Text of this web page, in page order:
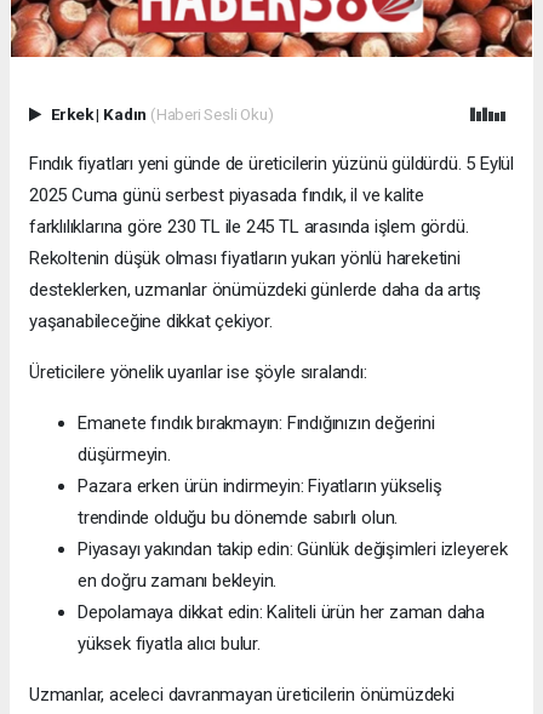
Erkek| Kadın (Haberi Sesli Oku)
Fındık fiyatları yeni günde de üreticilerin yüzünü güldürdü. 5 Eylül
2025 Cuma günü serbest piyasada fındık, il ve kalite
farklılıklarına göre 230 TL ile 245 TL arasında işlem gördü.
Rekoltenin düşük olması fiyatların yukarı yönlü hareketini
desteklerken, uzmanlar önümüzdeki günlerde daha da artış
yaşanabileceğine dikkat çekiyor.
Üreticilere yönelik uyarılar ise şöyle sıralandı:
Emanete fındık bırakmayın: Fındığınızın değerini
düşürmeyin.
Pazara erken ürün indirmeyin: Fiyatların yükseliş
trendinde olduğu bu dönemde sabırlı olun.
Piyasayı yakından takip edin: Günlük değişimleri izleyerek
en doğru zamanı bekleyin.
Depolamaya dikkat edin: Kaliteli ürün her zaman daha
yüksek fiyatla alıcı bulur.
Uzmanlar, aceleci davranmayan üreticilerin önümüzdeki